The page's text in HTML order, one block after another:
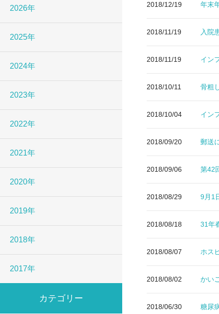
2018/12/19 年末
2018/11/19 入院
2018/11/19 イン
2018/10/11 骨粗
2018/10/04 イン
2018/09/20 郵送
2018/09/06 第42
2018/08/29 9月1
2018/08/18 31年
2018/08/07 ホス
2018/08/02 かい
2018/06/30 糖尿
2026年
2025年
2024年
2023年
2022年
2021年
2020年
2019年
2018年
2017年
カテゴリー